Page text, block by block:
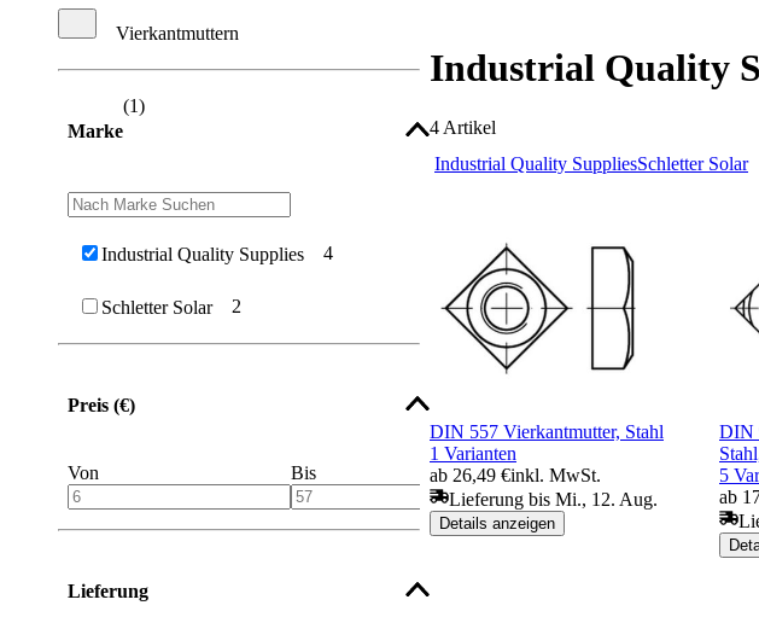
Vierkantmuttern
Marke
(1)
Industrial Quality Supplies 4
Schletter Solar 2
Preis (€)
Von Bis
Lieferung
Industrial Quality
4 Artikel
Industrial Quality SuppliesSchletter Solar
DIN 557 Vierkantmutter, Stahl
1 Varianten
ab 26,49 €inkl. MwSt.
Lieferung bis Mi., 12. Aug.
Details anzeigen
DIN
5
ab